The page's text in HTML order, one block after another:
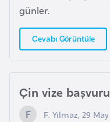
günler.
Cevabı Görüntüle
Çin vize
F. Yılmaz, 29 May
İ
s
v
ç